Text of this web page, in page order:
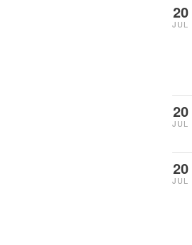
20
JUL
20
JUL
20
JUL